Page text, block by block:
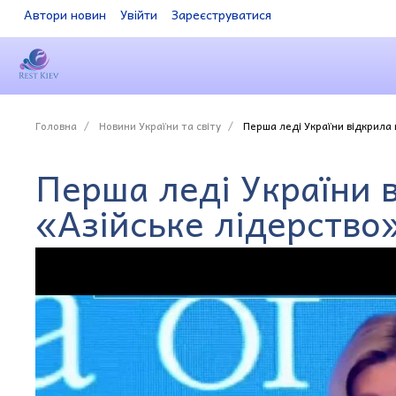
Автори новин Увійти Зареєструватися
Головна Новини України та світу Перша леді України
Перша леді України
«Азійське